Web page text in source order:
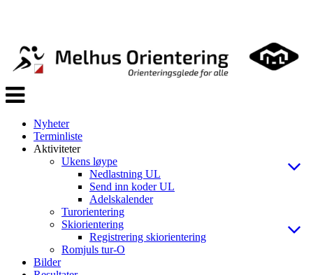
Veksle
navigasjon
Nyheter
Terminliste
Aktiviteter
Ukens løype
Nedlastning UL
Send inn koder UL
Adelskalender
Turorientering
Skiorientering
Registrering skiorientering
Romjuls tur-O
Bilder